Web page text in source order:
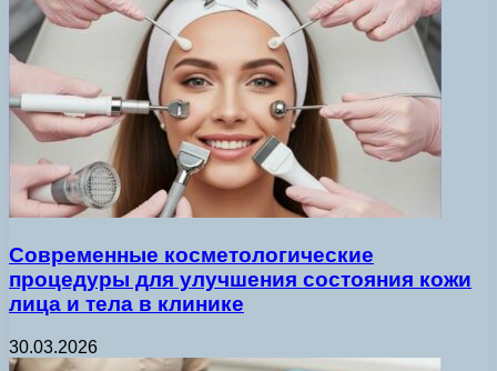
Современные косметологические
процедуры для улучшения состояния кожи
лица и тела в клинике
30.03.2026